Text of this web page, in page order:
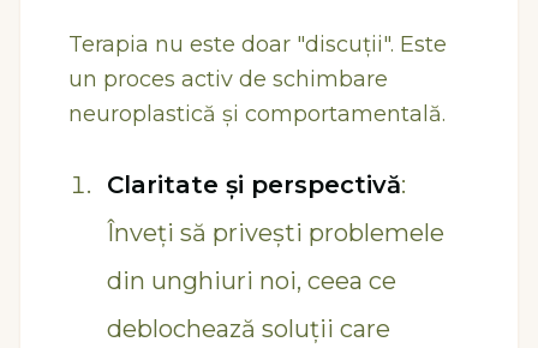
Terapia nu este doar "discuții". Este
un proces activ de schimbare
neuroplastică și comportamentală.
Claritate și perspectivă:
Înveți să privești problemele
din unghiuri noi, ceea ce
deblochează soluții care